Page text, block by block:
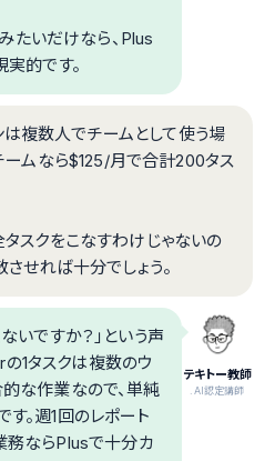
たいだけなら、Plus
的です。
複数人でチームとして使う場
ームなら$125/月で合計200タス
スクをこなすわけじゃないの
させれば十分でしょう。
テキトー教師
.AI認定講師
いですか？」という声
1タスクは複数のウ
な作業なので、単純
。週1回のレポート
務ならPlusで十分カ